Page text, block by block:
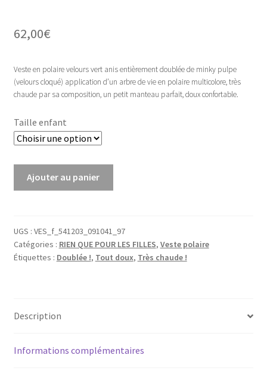
62,00€
Veste en polaire velours vert anis entièrement doublée de minky pulpe
(velours cloqué) application d’un arbre de vie en polaire multicolore, très
chaude par sa composition, un petit manteau parfait, doux confortable.
Taille enfant
lutin
vert
anis
arbre
vie
Ajouter au panier
UGS : VES_f_541203_091041_97
Catégories : RIEN QUE POUR LES FILLES, Veste polaire
Étiquettes : Doublée !, Tout doux, Très chaude !
Description
Informations complémentaires